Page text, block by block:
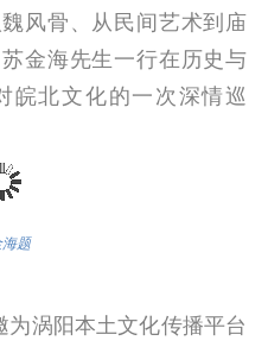
风骨、从民间艺术到庙
金海先生一行在历史与
皖北文化的一次深情巡
海题
涡阳本土文化传播平台